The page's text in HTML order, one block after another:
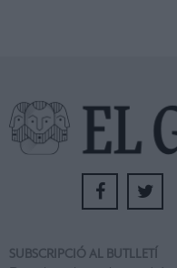
SUBSCRIPCIÓ AL BUTLLETÍ